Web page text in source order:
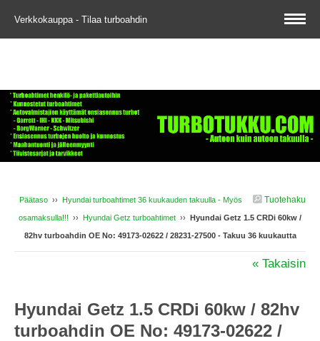
Verkkokauppa - Tilaa turboahdin
Tuotehaku
Päätaso ›› Hyundai turboahtimet 36 kuukauden takuulla - Myös
osamaksulla!!! ›› Hyundai Getz turboahtimet ›› Hyundai Getz 1.5 CRDi 60kw /
82hv turboahdin OE No: 49173-02622 / 28231-27500 - Takuu 36 kuukautta
« Takaisin
Hyundai Getz 1.5 CRDi 60kw / 82hv
turboahdin OE No: 49173-02622 /